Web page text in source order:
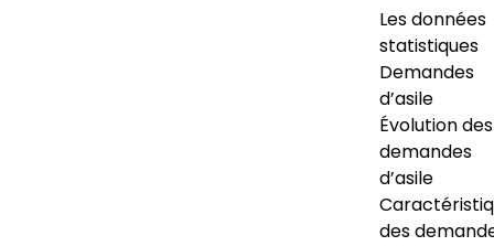
Les données
statistiques
Demandes
d’asile
Évolution des
demandes
d’asile
des